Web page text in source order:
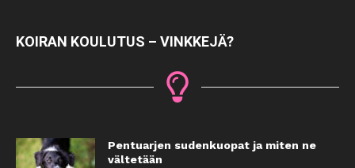
KOIRAN KOULUTUS – VINKKEJÄ?
Pentuarjen sudenkuopat ja miten ne
vältetään